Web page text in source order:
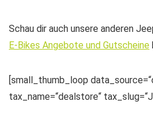
Schau dir auch unsere anderen
E-Bikes Angebote und Gutscheine
[small_thumb_loop
tax_name=“dealstore“